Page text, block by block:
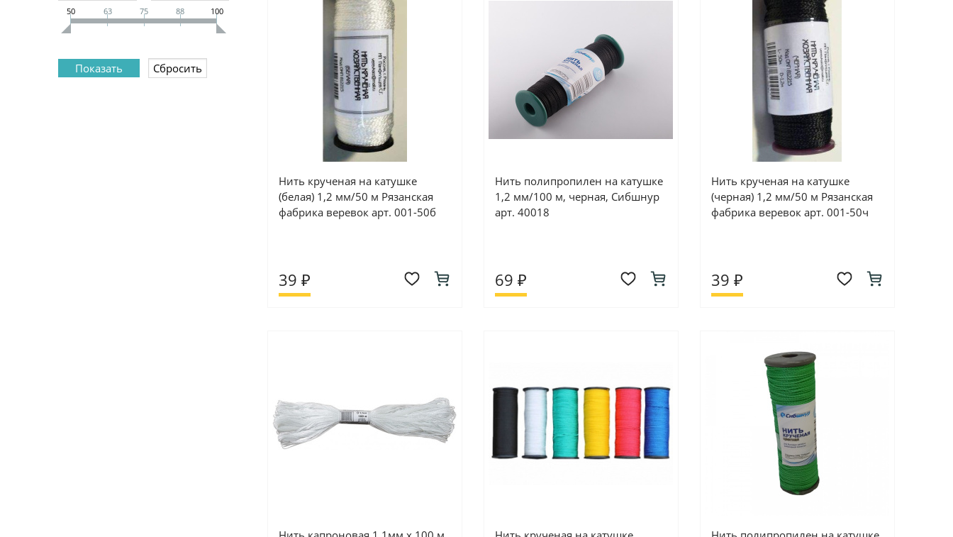
50 63 75 88 100
Нить крученая на катушке
(белая) 1,2 мм/50 м Рязанская
фабрика веревок арт. 001-50б
39 ₽
Нить полипропилен на катушке
1,2 мм/100 м, черная, Сибшнур
арт. 40018
69 ₽
Нить крученая на катушке
(черная) 1,2 мм/50 м Рязанская
фабрика веревок арт. 001-50ч
39 ₽